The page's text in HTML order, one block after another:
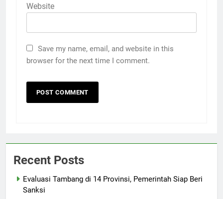
Website
Save my name, email, and website in this
browser for the next time I comment.
Recent Posts
Evaluasi Tambang di 14 Provinsi, Pemerintah Siap Beri
Sanksi